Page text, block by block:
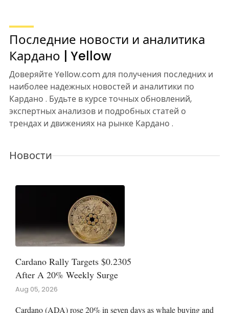
Последние новости и аналитика
Кардано | Yellow
Доверяйте Yellow.com для получения последних и
наиболее надежных новостей и аналитики по
Кардано . Будьте в курсе точных обновлений,
экспертных анализов и подробных статей о
трендах и движениях на рынке Кардано .
Новости
Cardano Rally Targets $0.2305
After A 20% Weekly Surge
Aug 05, 2026
Cardano (ADA) rose 20% in seven days as whale buying and